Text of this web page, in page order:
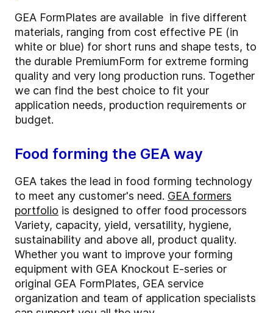
GEA FormPlates are available in five different
materials, ranging from cost effective PE (in
white or blue) for short runs and shape tests, to
the durable PremiumForm for extreme forming
quality and very long production runs. Together
we can find the best choice to fit your
application needs, production requirements or
budget.
Food forming the GEA way
GEA takes the lead in food forming technology
to meet any customer's need. GEA formers
portfolio is designed to offer food processors
Variety, capacity, yield, versatility, hygiene,
sustainability and above all, product quality.
Whether you want to improve your forming
equipment with GEA Knockout E-series or
original GEA FormPlates, GEA service
organization and team of application specialists